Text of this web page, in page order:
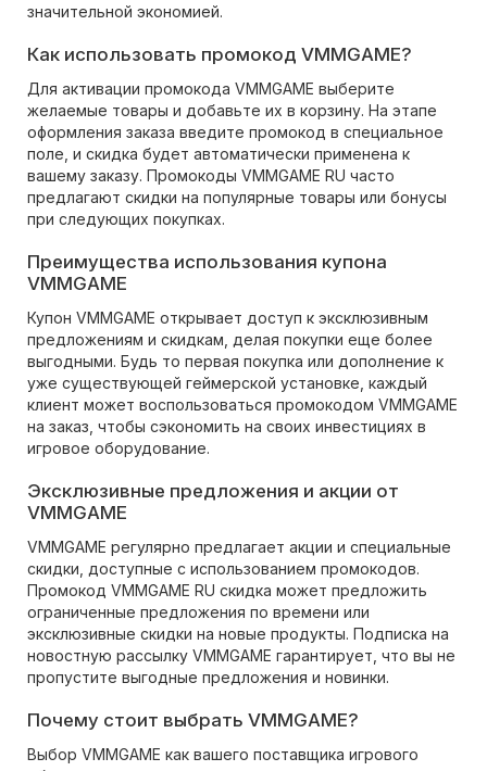
значительной экономией.
Как использовать промокод VMMGAME?
Для активации промокода VMMGAME выберите
желаемые товары и добавьте их в корзину. На этапе
оформления заказа введите промокод в специальное
поле, и скидка будет автоматически применена к
вашему заказу. Промокоды VMMGAME RU часто
предлагают скидки на популярные товары или бонусы
при следующих покупках.
Преимущества использования купона
VMMGAME
Купон VMMGAME открывает доступ к эксклюзивным
предложениям и скидкам, делая покупки еще более
выгодными. Будь то первая покупка или дополнение к
уже существующей геймерской установке, каждый
клиент может воспользоваться промокодом VMMGAME
на заказ, чтобы сэкономить на своих инвестициях в
игровое оборудование.
Эксклюзивные предложения и акции от
VMMGAME
VMMGAME регулярно предлагает акции и специальные
скидки, доступные с использованием промокодов.
Промокод VMMGAME RU скидка может предложить
ограниченные предложения по времени или
эксклюзивные скидки на новые продукты. Подписка на
новостную рассылку VMMGAME гарантирует, что вы не
пропустите выгодные предложения и новинки.
Почему стоит выбрать VMMGAME?
Выбор VMMGAME как вашего поставщика игрового